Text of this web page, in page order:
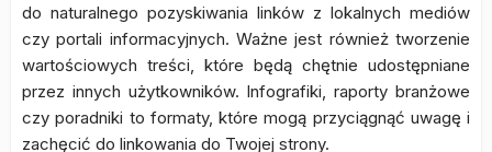
do naturalnego pozyskiwania linków z lokalnych mediów
czy portali informacyjnych. Ważne jest również tworzenie
wartościowych treści, które będą chętnie udostępniane
przez innych użytkowników. Infografiki, raporty branżowe
czy poradniki to formaty, które mogą przyciągnąć uwagę i
zachęcić do linkowania do Twojej strony.